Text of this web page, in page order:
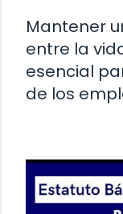
Mantener
entre la
esencial
de los